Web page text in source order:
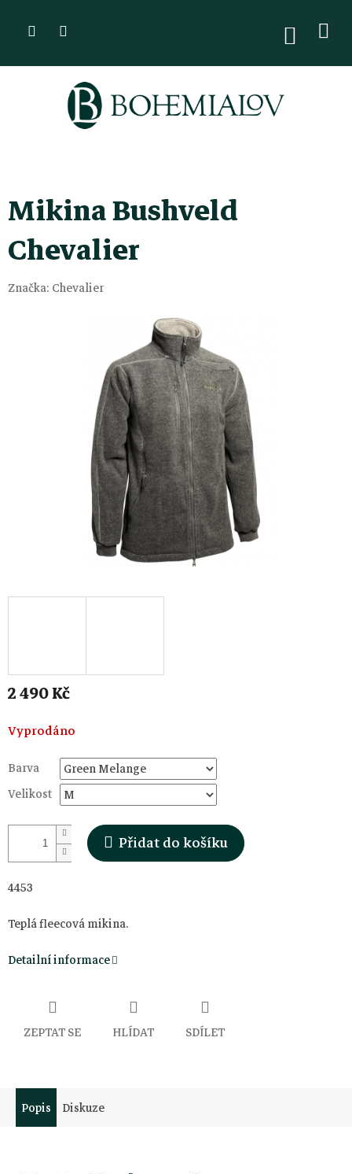
Mikina Bushveld
Chevalier
Značka: Chevalier
2 490 Kč
Měrná
cena:
Vyprodáno
Barva
Velikost
Přidat do košíku
4453
Teplá fleecová mikina.
Detailní informace
ZEPTAT SE HLÍDAT SDÍLET
Popis Diskuze